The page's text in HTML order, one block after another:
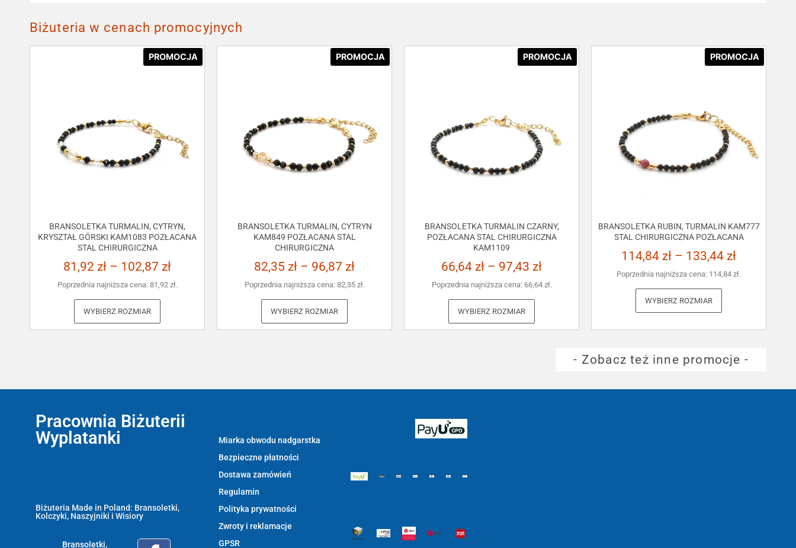
Biżuteria w cenach promocyjnych
PROMOCJA
BRANSOLETKA TURMALIN, CYTRYN,
KRYSZTAŁ GÓRSKI KAM1083 POZŁACANA
STAL CHIRURGICZNA
81,92 zł – 102,87 zł
Poprzednia najniższa cena: 81,92 zł.
WYBIERZ ROZMIAR
PROMOCJA
BRANSOLETKA TURMALIN, CYTRYN
KAM849 POZŁACANA STAL
CHIRURGICZNA
82,35 zł – 96,87 zł
Poprzednia najniższa cena: 82,35 zł.
WYBIERZ ROZMIAR
PROMOCJA
BRANSOLETKA TURMALIN CZARNY,
POZŁACANA STAL CHIRURGICZNA
KAM1109
66,64 zł – 97,43 zł
Poprzednia najniższa cena: 66,64 zł.
WYBIERZ ROZMIAR
PROMOCJA
BRANSOLETKA RUBIN, TURMALIN KAM777
STAL CHIRURGICZNA POZŁACANA
114,84 zł – 133,44 zł
Poprzednia najniższa cena: 114,84 zł.
WYBIERZ ROZMIAR
- Zobacz też inne promocje -
Pracownia Biżuterii
Wyplatanki
Biżuteria Made in Poland: Bransoletki,
Kolczyki, Naszyjniki i Wisiory
Bransoletki,
Miarka obwodu nadgarstka
Bezpieczne płatności
Dostawa zamówień
Regulamin
Polityka prywatności
Zwroty i reklamacje
GPSR